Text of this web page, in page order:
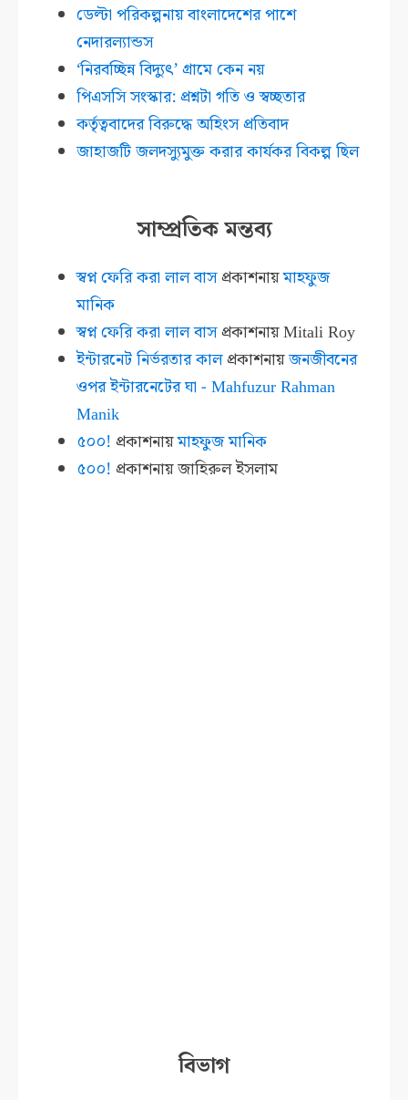
ডেল্টা পরিকল্পনায় বাংলাদেশের পাশে
নেদারল্যান্ডস
‘নিরবচ্ছিন্ন বিদ্যুৎ’ গ্রামে কেন নয়
পিএসসি সংস্কার: প্রশ্নটা গতি ও স্বচ্ছতার
কর্তৃত্ববাদের বিরুদ্ধে অহিংস প্রতিবাদ
জাহাজটি জলদস্যুমুক্ত করার কার্যকর বিকল্প ছিল
সাম্প্রতিক মন্তব্য
স্বপ্ন ফেরি করা লাল বাসপ্রকাশনায়মাহফুজ
মানিক
স্বপ্ন ফেরি করা লাল বাসপ্রকাশনায়Mitali Roy
ইন্টারনেট নির্ভরতার কালপ্রকাশনায়জনজীবনের
ওপর ইন্টারনেটের ঘা - Mahfuzur Rahman
Manik
৫০০! প্রকাশনায়মাহফুজ মানিক
৫০০! প্রকাশনায়জাহিরুল ইসলাম
বিভাগ